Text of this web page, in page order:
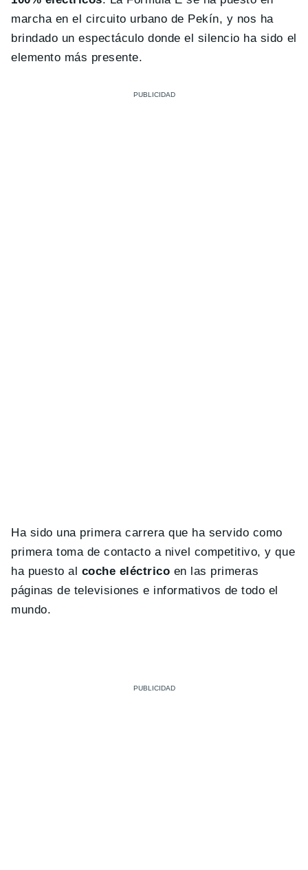
marcha en el circuito urbano de Pekín, y nos ha
brindado un espectáculo donde el silencio ha sido el
elemento más presente.
Ha sido una primera carrera que ha servido como
primera toma de contacto a nivel competitivo, y que
ha puesto al coche eléctrico en las primeras
páginas de televisiones e informativos de todo el
mundo.